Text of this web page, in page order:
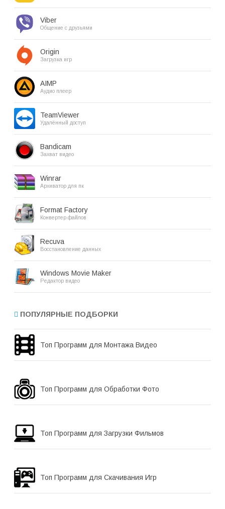
Viber
Общение с друзьями
Origin
Загрузка игр
AIMP
Аудио плеер
TeamViewer
Удалённый доступ
Bandicam
Захват видео
Winrar
Архиватор для пк
Format Factory
Конвертер файлов
Recuva
Восстановление данных
Windows Movie Maker
Редактор видео
ПОПУЛЯРНЫЕ ПОДБОРКИ
Топ Программ для Монтажа Видео
Топ Программ для Обработки Фото
Топ Программ для Загрузки Фильмов
Топ Программ для Скачивания Игр